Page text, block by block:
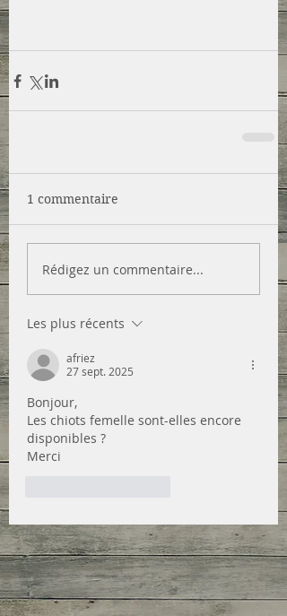
1 commentaire
Rédigez un commentaire...
Les plus récents
afriez
27 sept. 2025
Bonjour,
Les chiots femelle sont-elles encore
disponibles ?
Merci